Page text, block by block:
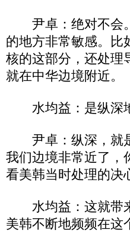
尹卓：绝对不会。
的地方非常敏感。比
核的这部分，还处理
就在中华边境附近。
水均益：是纵深地
尹卓：纵深，就是
我们边境非常近了，
看美韩当时处理的决
水均益：这就带来
美韩不断地频频在这